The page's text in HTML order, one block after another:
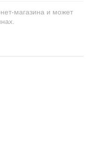
магазина и может